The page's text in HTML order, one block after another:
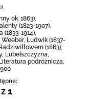
ok. 1863),
(1823-1907),
(1833-1914),
Ludwik (1837-
(1863),
Lubelszczyzna,
podróżnicza,
1